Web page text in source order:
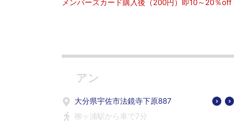
メンバーズカード購入後（200円）即10～20％off
アン
大分県宇佐市法鏡寺下原887
柳ヶ浦駅から車で7分